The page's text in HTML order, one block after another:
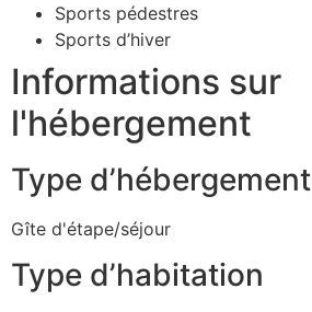
Sports pédestres
Sports d’hiver
Informations sur
l'hébergement
Type d’hébergement
Gîte d'étape/séjour
Type d’habitation